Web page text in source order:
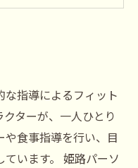
指導によるフィット
ターが、一人ひとり
食事指導を行い、目
います。 姫路パーソ